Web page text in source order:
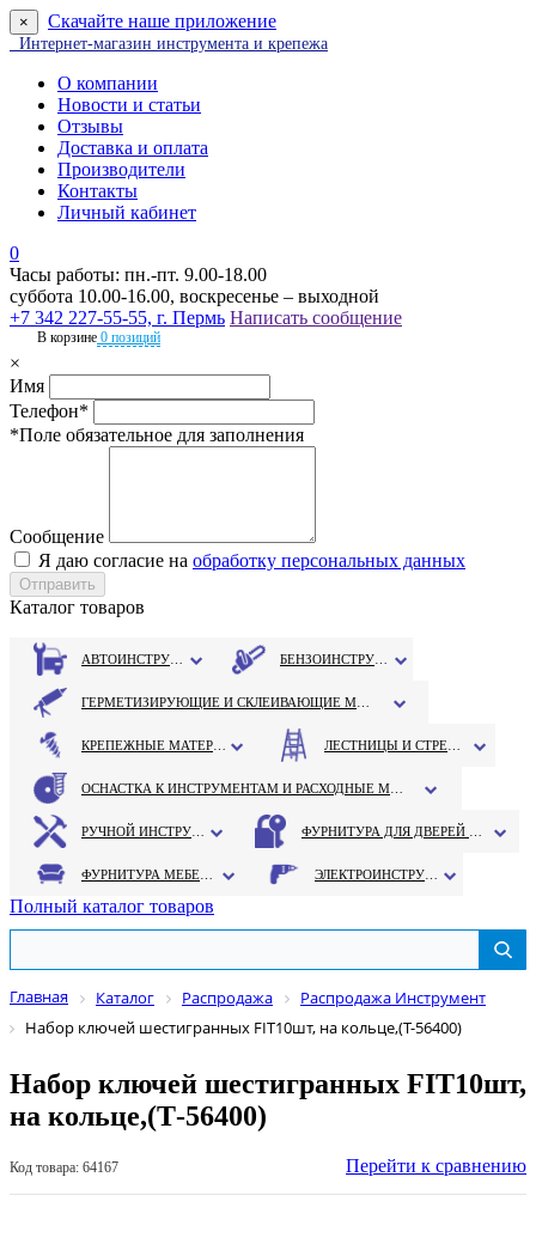
× Скачайте наше приложение
Интернет-магазин инструмента и крепежа
О компании
Новости и статьи
Отзывы
Доставка и оплата
Производители
Контакты
Личный кабинет
0
Часы работы: пн.-пт. 9.00-18.00
суббота 10.00-16.00, воскресенье – выходной
+7 342 227-55-55, г. Пермь Написать сообщение
В корзине 0 позиций
×
Имя
Телефон*
*Поле обязательное для заполнения
Сообщение
Я даю согласие на обработку персональных данных
Каталог товаров
Полный каталог товаров
Главная Каталог Распродажа
Распродажа Инструмент
Набор ключей шестигранных FIT10шт, на кольце,(Т-56400)
Набор ключей шестигранных FIT10шт,
на кольце,(Т-56400)
Код товара: 64167 Перейти к сравнению